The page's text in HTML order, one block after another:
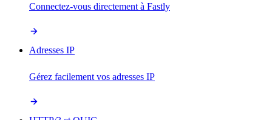
Connectez-vous directement à Fastly
Adresses IP
Gérez facilement vos adresses IP